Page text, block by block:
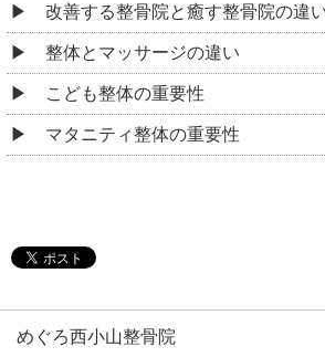
改善する整骨院と癒す整骨院の違
整体とマッサージの違い
こども整体の重要性
マタニティ整体の重要性
めぐろ西小山整骨院